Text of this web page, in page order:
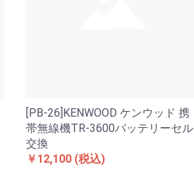
[PB-26]KENWOOD ケンウッド 携
帯無線機TR-3600バッテリーセル
交換
￥12,100 (税込)